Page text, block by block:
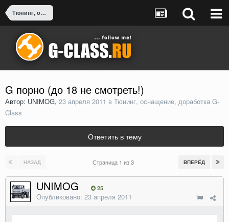
Тюнинг, оснащение, доработка G-Class
G порно (до 18 не смотреть!)
Автор: UNIMOG, 23 апреля 2011 в Тюнинг, оснащение, доработка G-
Class
Ответить в тему
НАЗАД ВПЕРЁД
Страница 1 из 3
UNIMOG 25
Опубликовано: 23 апреля 2011